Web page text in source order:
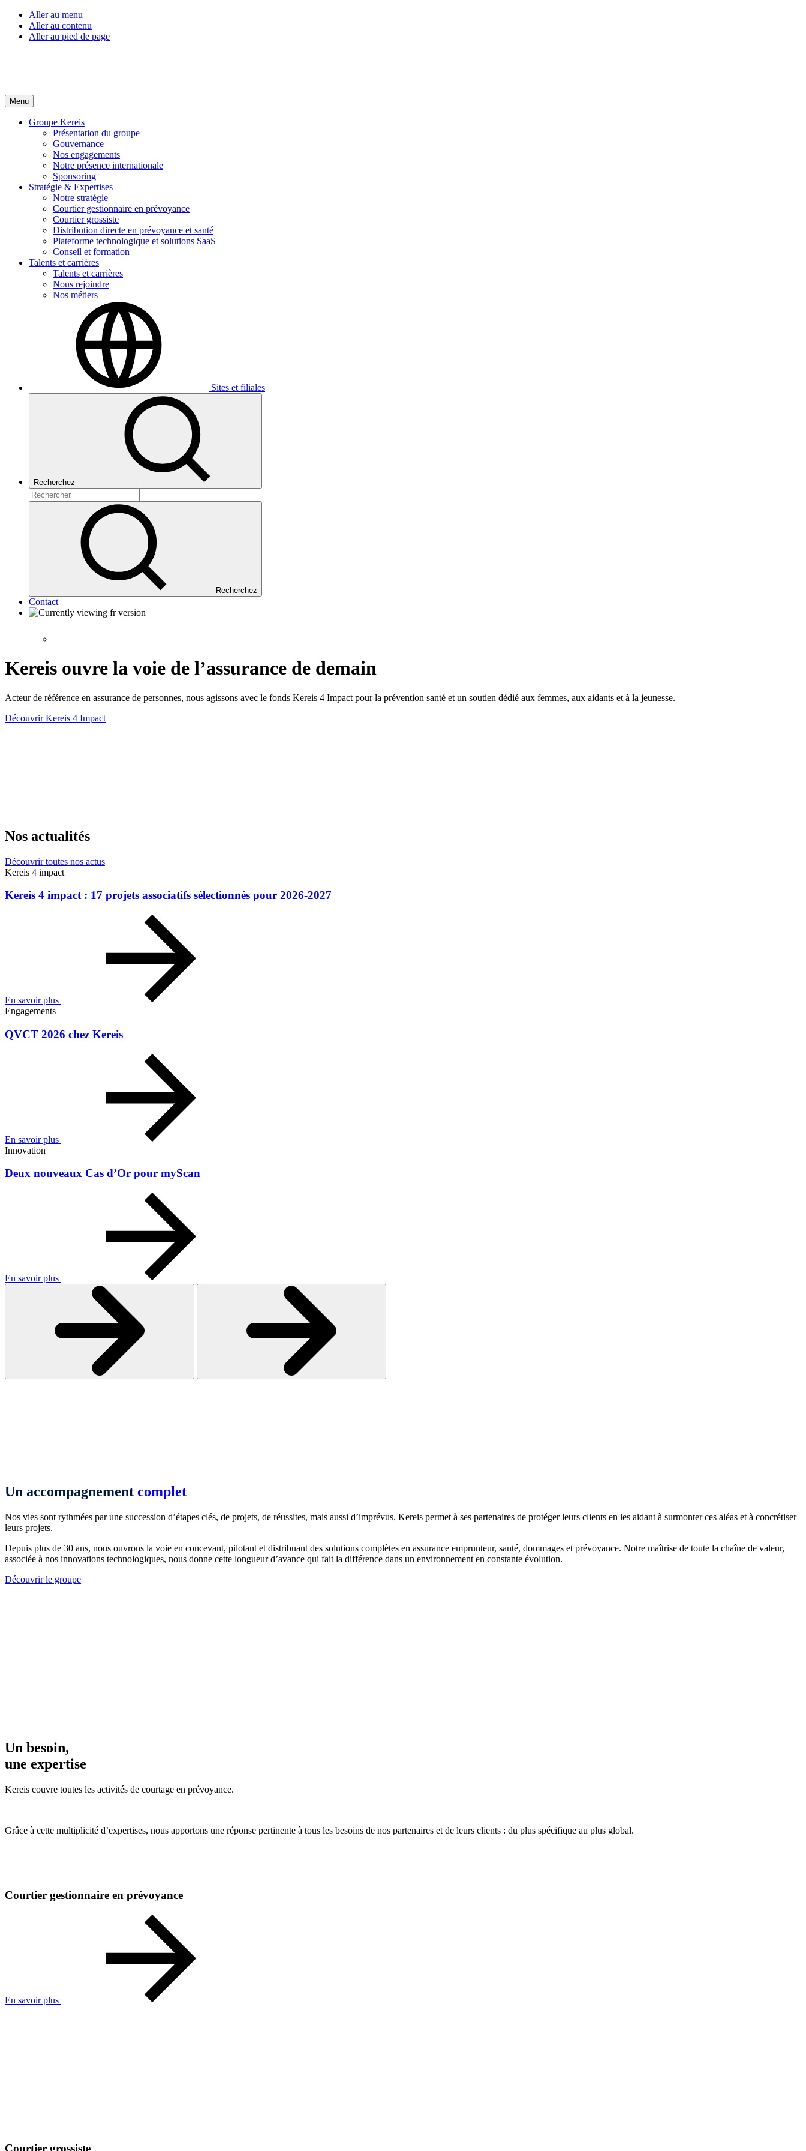
Aller au menu
Aller au contenu
Aller au pied de page
Menu
Groupe Kereis
Présentation du groupe
Gouvernance
Nos engagements
Notre présence internationale
Sponsoring
Stratégie & Expertises
Notre stratégie
Courtier gestionnaire en prévoyance
Courtier grossiste
Distribution directe en prévoyance et santé
Plateforme technologique et solutions SaaS
Conseil et formation
Talents et carrières
Talents et carrières
Nous rejoindre
Nos métiers
Sites et filiales
Recherchez
Recherchez
Contact
Kereis ouvre la voie de l’assurance de demain
Acteur de référence en assurance de personnes, nous agissons avec le fonds Kereis 4 Impact pour la prévention santé et un soutien dédié aux femmes, aux aidants et à la jeunesse.
Découvrir Kereis 4 Impact
Nos actualités
Découvrir toutes nos actus
Kereis 4 impact
Kereis 4 impact : 17 projets associatifs sélectionnés pour 2026-2027
En savoir plus
Engagements
QVCT 2026 chez Kereis
En savoir plus
Innovation
Deux nouveaux Cas d’Or pour myScan
En savoir plus
Un accompagnement complet
Nos vies sont rythmées par une succession d’étapes clés, de projets, de réussites, mais aussi d’imprévus. Kereis permet à ses partenaires de protéger leurs clients en les aidant à surmonter ces aléas et à concrétiser
leurs projets.
Depuis plus de 30 ans, nous ouvrons la voie en concevant, pilotant et distribuant des solutions complètes en assurance emprunteur, santé, dommages et prévoyance. Notre maîtrise de toute la chaîne de valeur,
associée à nos innovations technologiques, nous donne cette longueur d’avance qui fait la différence dans un environnement en constante évolution.
Découvrir le groupe
Un besoin,
une expertise
Kereis couvre toutes les activités de courtage en prévoyance.
Grâce à cette multiplicité d’expertises, nous apportons une réponse pertinente à tous les besoins de nos partenaires et de leurs clients : du plus spécifique au plus global.
Courtier gestionnaire en prévoyance
En savoir plus
Courtier grossiste